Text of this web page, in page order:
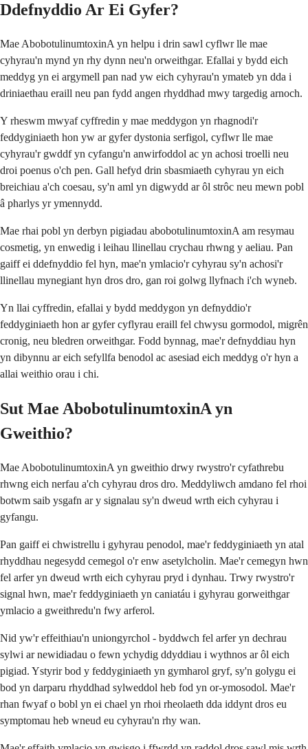
Ddefnyddio Ar Ei Gyfer?
Mae AbobotulinumtoxinA yn helpu i drin sawl cyflwr lle mae
cyhyrau'n mynd yn rhy dynn neu'n orweithgar. Efallai y bydd eich
meddyg yn ei argymell pan nad yw eich cyhyrau'n ymateb yn dda i
driniaethau eraill neu pan fydd angen rhyddhad mwy targedig arnoch.
Y rheswm mwyaf cyffredin y mae meddygon yn rhagnodi'r
feddyginiaeth hon yw ar gyfer dystonia serfigol, cyflwr lle mae
cyhyrau'r gwddf yn cyfangu'n anwirfoddol ac yn achosi troelli neu
droi poenus o'ch pen. Gall hefyd drin sbasmiaeth cyhyrau yn eich
breichiau a'ch coesau, sy'n aml yn digwydd ar ôl strôc neu mewn pobl
â pharlys yr ymennydd.
Mae rhai pobl yn derbyn pigiadau abobotulinumtoxinA am resymau
cosmetig, yn enwedig i leihau llinellau crychau rhwng y aeliau. Pan
gaiff ei ddefnyddio fel hyn, mae'n ymlacio'r cyhyrau sy'n achosi'r
llinellau mynegiant hyn dros dro, gan roi golwg llyfnach i'ch wyneb.
Yn llai cyffredin, efallai y bydd meddygon yn defnyddio'r
feddyginiaeth hon ar gyfer cyflyrau eraill fel chwysu gormodol, migrên
cronig, neu bledren orweithgar. Fodd bynnag, mae'r defnyddiau hyn
yn dibynnu ar eich sefyllfa benodol ac asesiad eich meddyg o'r hyn a
allai weithio orau i chi.
Sut Mae AbobotulinumtoxinA yn
Gweithio?
Mae AbobotulinumtoxinA yn gweithio drwy rwystro'r cyfathrebu
rhwng eich nerfau a'ch cyhyrau dros dro. Meddyliwch amdano fel rhoi
botwm saib ysgafn ar y signalau sy'n dweud wrth eich cyhyrau i
gyfangu.
Pan gaiff ei chwistrellu i gyhyrau penodol, mae'r feddyginiaeth yn atal
rhyddhau negesydd cemegol o'r enw asetylcholin. Mae'r cemegyn hwn
fel arfer yn dweud wrth eich cyhyrau pryd i dynhau. Trwy rwystro'r
signal hwn, mae'r feddyginiaeth yn caniatáu i gyhyrau gorweithgar
ymlacio a gweithredu'n fwy arferol.
Nid yw'r effeithiau'n uniongyrchol - byddwch fel arfer yn dechrau
sylwi ar newidiadau o fewn ychydig ddyddiau i wythnos ar ôl eich
pigiad. Ystyrir bod y feddyginiaeth yn gymharol gryf, sy'n golygu ei
bod yn darparu rhyddhad sylweddol heb fod yn or-ymosodol. Mae'r
rhan fwyaf o bobl yn ei chael yn rhoi rheolaeth dda iddynt dros eu
symptomau heb wneud eu cyhyrau'n rhy wan.